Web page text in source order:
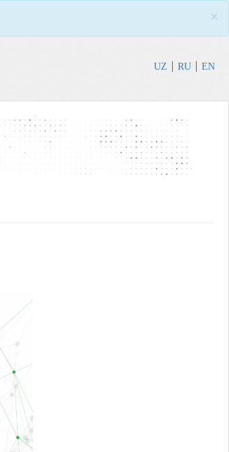
×
UZ RU EN